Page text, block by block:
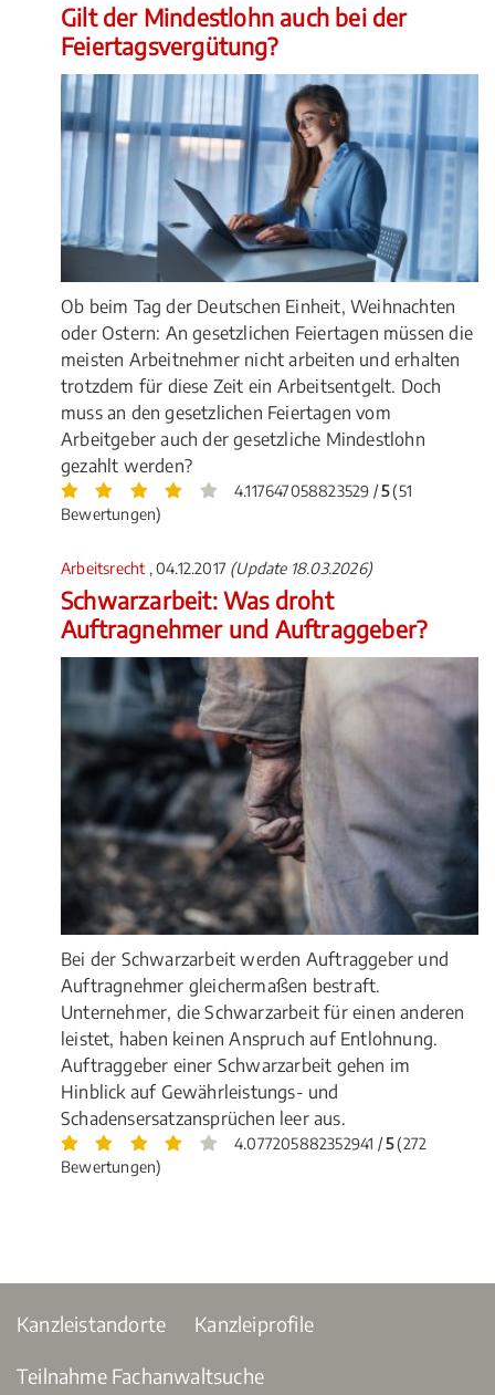
Gilt der Mindestlohn auch bei der
Feiertagsvergütung?
Ob beim Tag der Deutschen Einheit, Weihnachten
oder Ostern: An gesetzlichen Feiertagen müssen die
meisten Arbeitnehmer nicht arbeiten und erhalten
trotzdem für diese Zeit ein Arbeitsentgelt. Doch
muss an den gesetzlichen Feiertagen vom
Arbeitgeber auch der gesetzliche Mindestlohn
gezahlt werden?
4.117647058823529 /5(51
Bewertungen)
Arbeitsrecht , 04.12.2017 (Update 18.03.2026)
Schwarzarbeit: Was droht
Auftragnehmer und Auftraggeber?
Bei der Schwarzarbeit werden Auftraggeber und
Auftragnehmer gleichermaßen bestraft.
Unternehmer, die Schwarzarbeit für einen anderen
leistet, haben keinen Anspruch auf Entlohnung.
Auftraggeber einer Schwarzarbeit gehen im
Hinblick auf Gewährleistungs- und
Schadensersatzansprüchen leer aus.
4.077205882352941 /5(272
Bewertungen)
Kanzleistandorte Kanzleiprofile
Teilnahme Fachanwaltsuche